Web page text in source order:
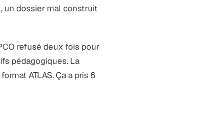
un dossier mal construit
refusé deux fois pour
pédagogiques. La
ATLAS. Ça a pris 6